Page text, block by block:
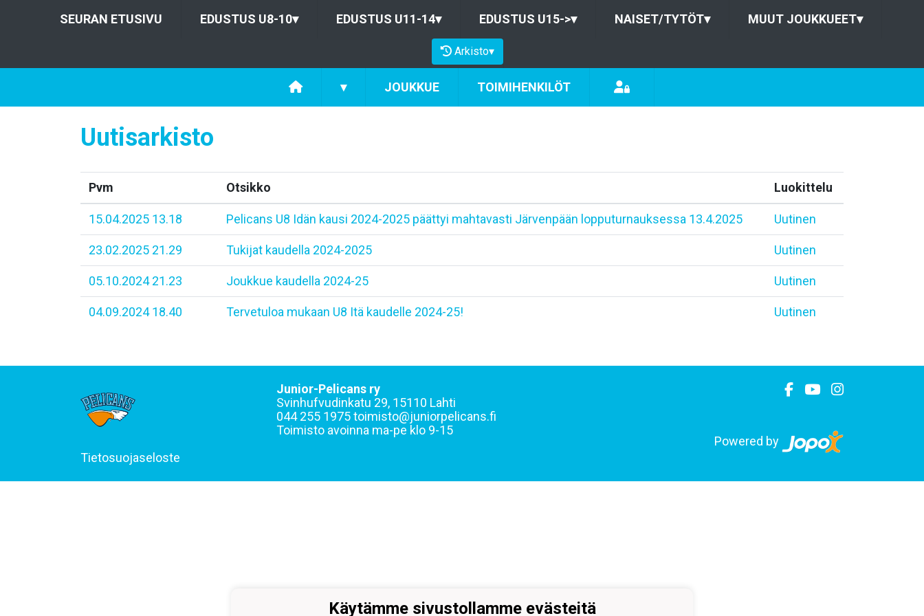
SEURAN ETUSIVU EDUSTUS U8-10▾ EDUSTUS U11-14▾ EDUSTUS U15->▾ NAISET/TYTÖT▾ MUUT JOUKKUEET▾
Arkisto▾
▾ JOUKKUE TOIMIHENKILÖT
Uutisarkisto
Pvm Otsikko Luokittelu
15.04.2025 13.18 Pelicans U8 Idän kausi 2024-2025 päättyi mahtavasti Järvenpään lopputurnauksessa 13.4.2025 Uutinen
23.02.2025 21.29 Tukijat kaudella 2024-2025 Uutinen
05.10.2024 21.23 Joukkue kaudella 2024-25 Uutinen
04.09.2024 18.40 Tervetuloa mukaan U8 Itä kaudelle 2024-25! Uutinen
Tietosuojaseloste
Junior-Pelicans ry
Svinhufvudinkatu 29, 15110 Lahti
044 255 1975 toimisto@juniorpelicans.fi
Toimisto avoinna ma-pe klo 9-15
Powered by
Käytämme sivustollamme evästeitä